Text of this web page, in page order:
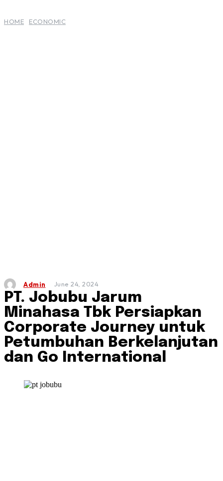
HOME ECONOMIC
Admin June 24, 2024
PT. Jobubu Jarum
Minahasa Tbk Persiapkan
Corporate Journey untuk
Petumbuhan Berkelanjutan
dan Go International